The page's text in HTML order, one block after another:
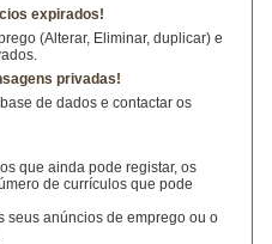
expirados!
(Alterar, Eliminar, duplicar) e
privadas!
de dados e contactar os
que ainda pode registar, os
de currículos que pode
seus anúncios de emprego ou o